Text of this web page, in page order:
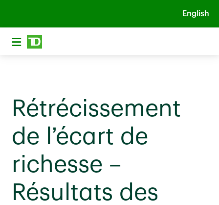
English
Rétrécissement
de l’écart de
richesse –
Résultats des